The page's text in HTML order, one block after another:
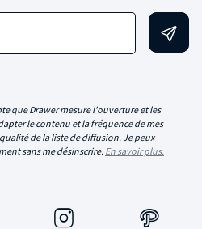
que Drawer mesure l'ouverture et les
le contenu et la fréquence de mes
de la liste de diffusion. Je peux
sans me désinscrire. En savoir plus.